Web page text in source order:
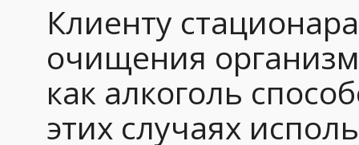
Клиенту
очищения
как алкоголь
этих случаях